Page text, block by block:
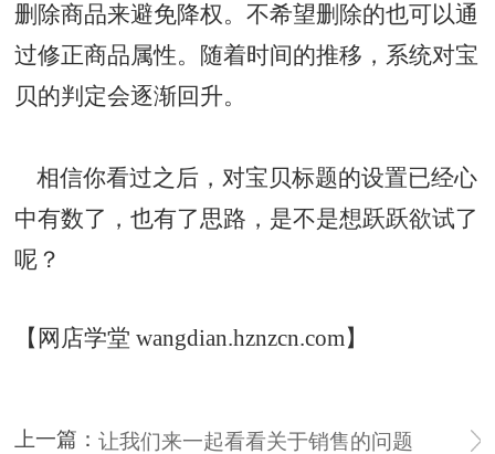
删除商品来避免降权。不希望删除的也可以通
过修正商品属性。随着时间的推移，系统对宝
贝的判定会逐渐回升。
相信你看过之后，对宝贝标题的设置已经心
中有数了，也有了思路，是不是想跃跃欲试了
呢？
【网店学堂 wangdian.hznzcn.com】
上一篇：让我们来一起看看关于销售的问题